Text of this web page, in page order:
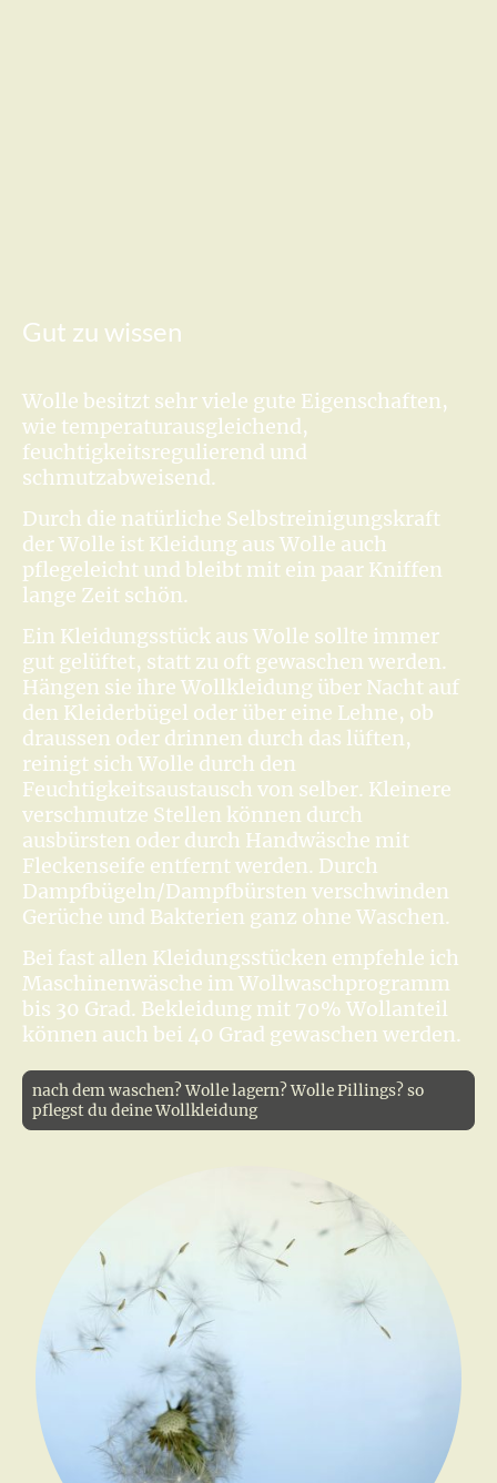
Gut zu wissen
Wolle besitzt sehr viele gute Eigenschaften,
wie temperaturausgleichend,
feuchtigkeitsregulierend und
schmutzabweisend.
Durch die natürliche Selbstreinigungskraft
der Wolle ist Kleidung aus Wolle auch
pflegeleicht und bleibt mit ein paar Kniffen
lange Zeit schön.
Ein Kleidungsstück aus Wolle sollte immer
gut gelüftet, statt zu oft gewaschen werden.
Hängen sie ihre Wollkleidung über Nacht auf
den Kleiderbügel oder über eine Lehne, ob
draussen oder drinnen durch das lüften,
reinigt sich Wolle durch den
Feuchtigkeitsaustausch von selber. Kleinere
verschmutze Stellen können durch
ausbürsten oder durch Handwäsche mit
Fleckenseife entfernt werden. Durch
Dampfbügeln/Dampfbürsten verschwinden
Gerüche und Bakterien ganz ohne Waschen.
Bei fast allen Kleidungsstücken empfehle ich
Maschinenwäsche im Wollwaschprogramm
bis 30 Grad. Bekleidung mit 70% Wollanteil
können auch bei 40 Grad gewaschen werden.
nach dem waschen? Wolle lagern? Wolle Pillings? so
pflegst du deine Wollkleidung